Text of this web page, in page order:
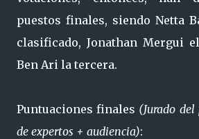
puestos finales, siendo Netta
clasificado, Jonathan Mergui
Ben Ari la tercera.
Puntuaciones finales (Jurado
de expertos + audiencia):